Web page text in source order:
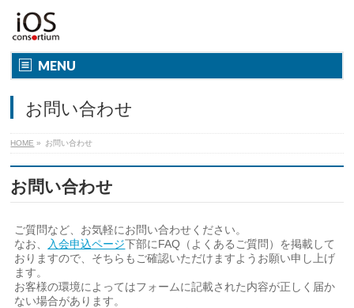
MENU
お問い合わせ
HOME » お問い合わせ
お問い合わせ
ご質問など、お気軽にお問い合わせください。
なお、
入会申込ページ下部にFAQ（よくあるご質問）を掲載して
おりますので、そちらもご確認いただけますようお願い申し上げ
ます。
お客様の環境によってはフォームに記載された内容が正しく届か
ない場合があります。